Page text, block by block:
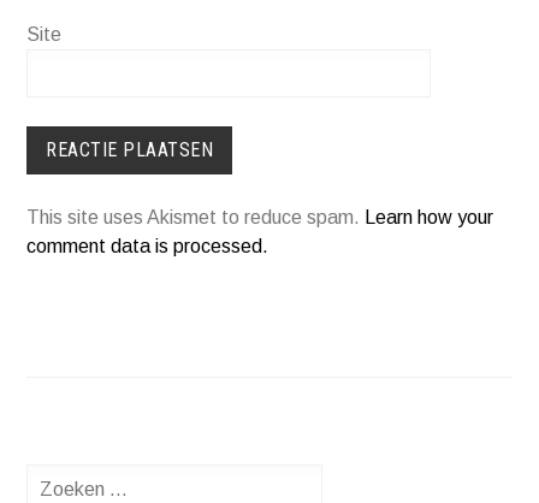
Site
This site uses Akismet to reduce spam. Learn how your
comment data is processed.
Zoeken